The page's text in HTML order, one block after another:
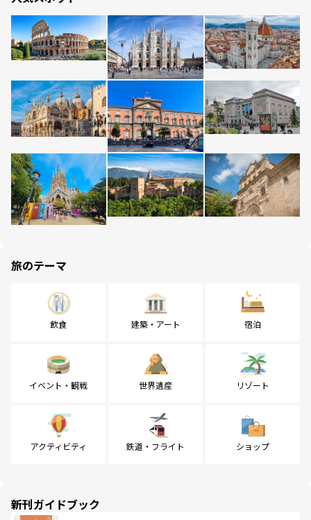
旅のテーマ
飲食 建築・アート 宿泊
イベント・観戦 世界遺産 リゾート
アクティビティ 鉄道・フライト ショップ
新刊ガイドブック